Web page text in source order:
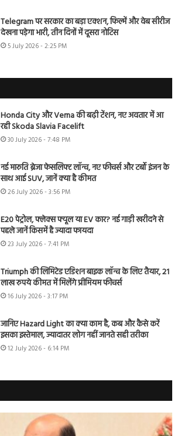
Telegram पर सरकार का बड़ा एक्शन, फिल्में और वेब सीरीज
देखना पड़ेगा भारी, तीन दिनों में दूसरा नोटिस
5 July 2026 - 2:25 PM
Honda City और Verna की बढ़ी टेंशन, नए अवतार में आ
रही Skoda Slavia Facelift
30 July 2026 - 7:48 PM
नई मारुति ब्रेजा फेसलिफ्ट लॉन्च, नए फीचर्स और टर्बो इंजन के
साथ आई SUV, जानें क्या है कीमत
26 July 2026 - 3:56 PM
E20 पेट्रोल, फ्लेक्स फ्यूल या EV कार? नई गाड़ी खरीदने से
पहले जानें किसमें है ज्यादा फायदा
23 July 2026 - 7:41 PM
Triumph की लिमिटेड एडिशन बाइक लॉन्च के लिए तैयार, 21
लाख रुपये कीमत में मिलेंगे प्रीमियम फीचर्स
16 July 2026 - 3:17 PM
जानिए Hazard Light का क्या काम है, कब और कैसे करें
इसका इस्तेमाल, ज्यादातर लोग नहीं जानते सही तरीका
12 July 2026 - 6:14 PM